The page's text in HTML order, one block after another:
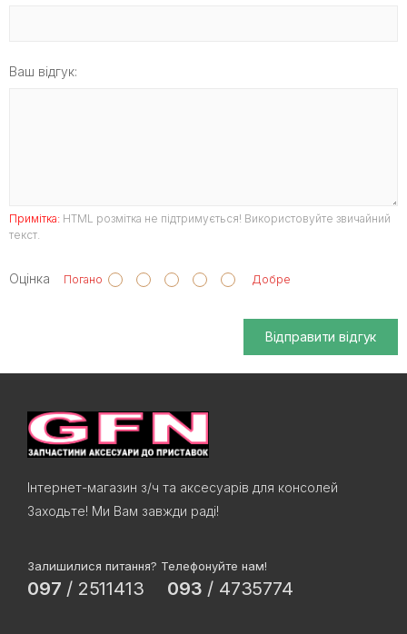
Ваш відгук:
Примітка: HTML розмітка не підтримується! Використовуйте звичайний
текст.
Оцінка Погано Добре
Відправити відгук
Інтернет-магазин з/ч та аксесуарів для консолей
Заходьте! Ми Вам завжди раді!
Залишилися питання? Телефонуйте нам!
097 / 2511413 093 / 4735774